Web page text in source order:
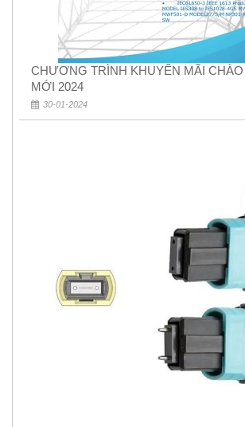
CHƯƠNG TRÌNH KHUYẾN MÃI
MỚI 2024
30-01-2024